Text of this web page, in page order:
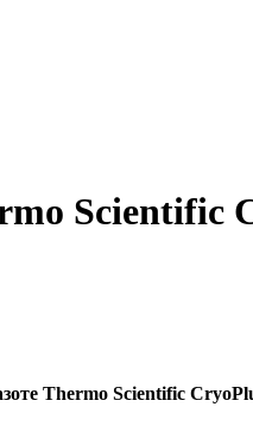
Scientific
Thermo Scientific